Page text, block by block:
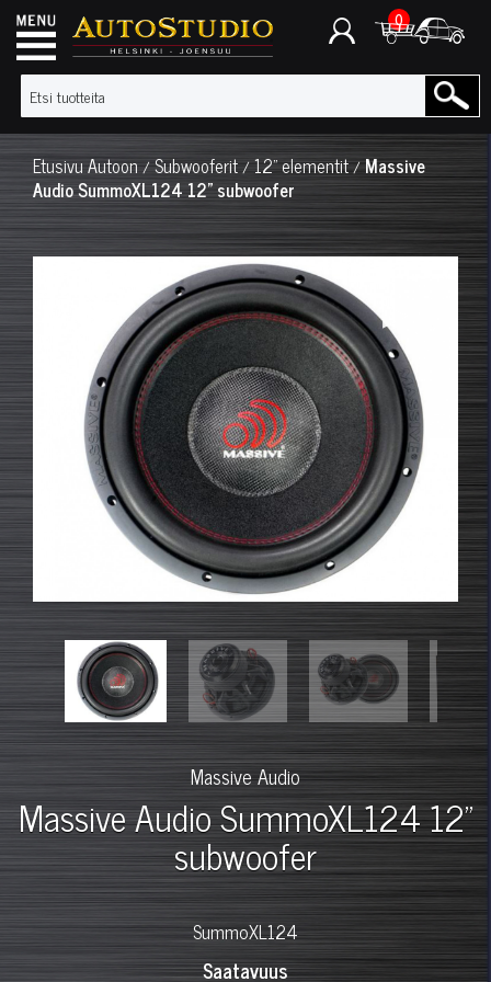
0
EtusivuAutoon/Subwooferit/12" elementit/ Massive
Audio SummoXL124 12" subwoofer
▶
Massive Audio
Massive Audio SummoXL124 12"
subwoofer
SummoXL124
Saatavuus